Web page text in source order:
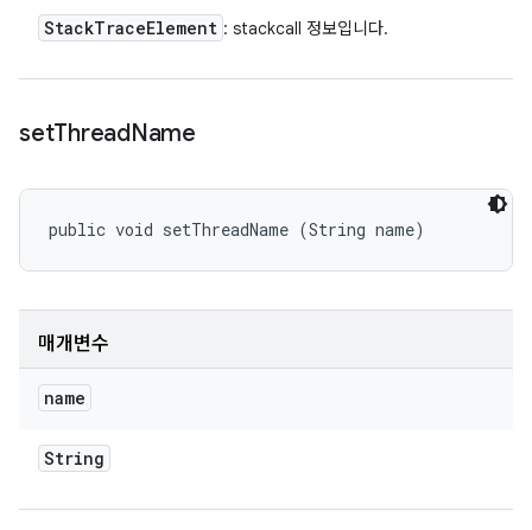
StackTraceElement : stackcall 정보입니다.
setThreadName
public void setThreadName (String name)
매개변수
name
String